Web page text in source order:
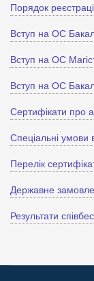
Порядок
Вступ на ОС
Вступ на ОС
Вступ на ОС
Сертифікати про
Спеціальні умови
Перелік
Державне
Результати